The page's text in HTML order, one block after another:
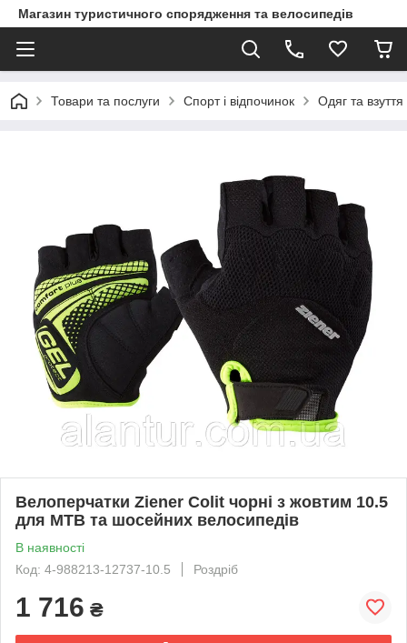
Магазин туристичного спорядження та велосипедів
Товари та послуги Спорт і відпочинок Одяг та
Велоперчатки Ziener Colit чорні з жовтим 10.5
для MTB та шосейних велосипедів
В наявності
Код: 4-988213-12737-10.5
Роздріб
1 716 ₴